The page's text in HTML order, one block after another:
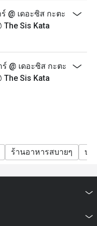
to the Star
is not applicable to the
@ เดอะซิส กะตะ
The Sis Kata
@ เดอะซิส กะตะ
The Sis Kata
ร้านอาหารสบายๆ บา